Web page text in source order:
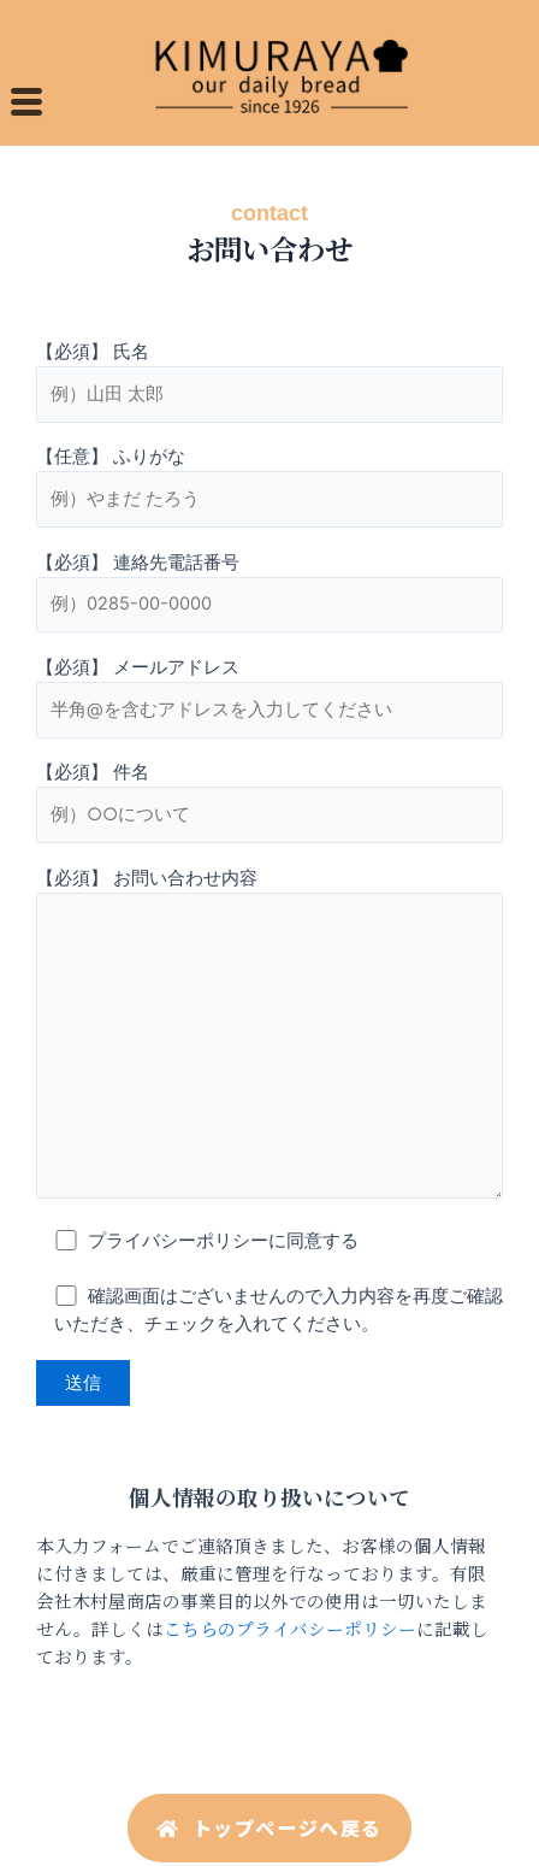
contact
お問い合わせ
【必須】 氏名
【任意】 ふりがな
【必須】 連絡先電話番号
【必須】 メールアドレス
【必須】 件名
【必須】 お問い合わせ内容
プライバシーポリシーに同意する
確認画面はございませんので入力内容を再度ご確認
いただき、チェックを入れてください。
個人情報の取り扱いについて
本入力フォームでご連絡頂きました、お客様の個人情報
に付きましては、厳重に管理を行なっております。有限
会社木村屋商店の事業目的以外での使用は一切いたしま
せん。詳しくはこちらのプライバシーポリシーに記載し
ております。
トップページへ戻る